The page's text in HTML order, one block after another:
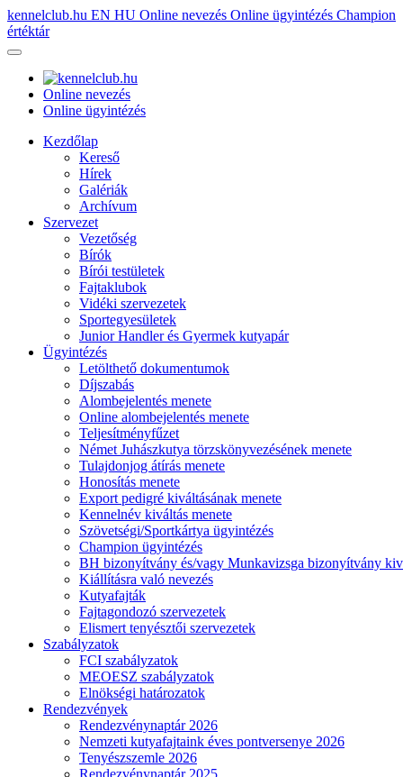
kennelclub.hu EN HU Online nevezés Online ügyintézés Champion
értéktár
Online nevezés
Online ügyintézés
Kezdőlap
Kereső
Hírek
Galériák
Archívum
Szervezet
Vezetőség
Bírók
Bírói testületek
Fajtaklubok
Vidéki szervezetek
Sportegyesületek
Junior Handler és Gyermek kutyapár
Ügyintézés
Letölthető dokumentumok
Díjszabás
Alombejelentés menete
Online alombejelentés menete
Teljesítményfűzet
Német Juhászkutya törzskönyvezésének menete
Tulajdonjog átírás menete
Honosítás menete
Export pedigré kiváltásának menete
Kennelnév kiváltás menete
Szövetségi/Sportkártya ügyintézés
Champion ügyintézés
BH bizonyítvány és/vagy Munkavizsga bizonyítvány
Kiállításra való nevezés
Kutyafajták
Fajtagondozó szervezetek
Elismert tenyésztői szervezetek
Szabályzatok
FCI szabályzatok
MEOESZ szabályzatok
Elnökségi határozatok
Rendezvények
Rendezvénynaptár 2026
Nemzeti kutyafajtaink éves pontversenye 2026
Tenyészszemle 2026
Rendezvénynaptár 2025